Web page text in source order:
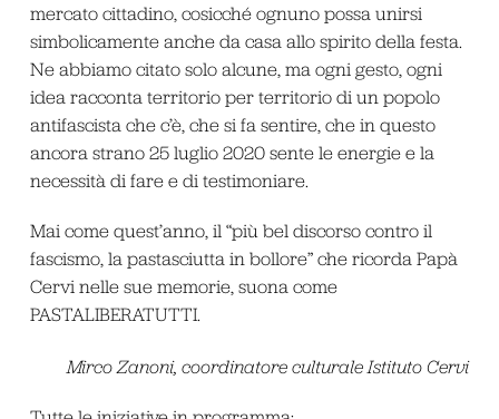
mercato cittadino, cosicché ognuno possa unirsi
simbolicamente anche da casa allo spirito della festa.
Ne abbiamo citato solo alcune, ma ogni gesto, ogni
idea racconta territorio per territorio di un popolo
antifascista che c’è, che si fa sentire, che in questo
ancora strano 25 luglio 2020 sente le energie e la
necessità di fare e di testimoniare.
Mai come quest’anno, il “più bel discorso contro il
fascismo, la pastasciutta in bollore” che ricorda Papà
Cervi nelle sue memorie, suona come
PASTALIBERATUTTI.
Mirco Zanoni, coordinatore culturale Istituto Cervi